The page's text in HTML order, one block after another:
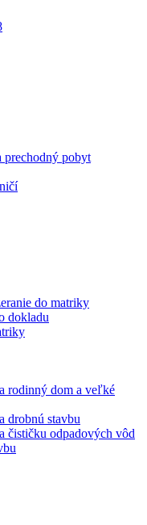
prechodný pobyt
do matriky
dokladu
rodinný dom a veľké
drobnú stavbu
čističku odpadových vôd